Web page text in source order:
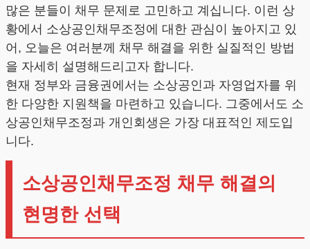
많은 분들이 채무 문제로 고민하고 계십니다. 이런 상
황에서 소상공인채무조정에 대한 관심이 높아지고 있
어, 오늘은 여러분께 채무 해결을 위한 실질적인 방법
을 자세히 설명해드리고자 합니다.
현재 정부와 금융권에서는 소상공인과 자영업자를 위
한 다양한 지원책을 마련하고 있습니다. 그중에서도 소
상공인채무조정과 개인회생은 가장 대표적인 제도입
니다.
소상공인채무조정 채무 해결의
현명한 선택